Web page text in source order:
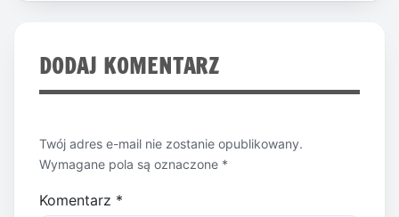
DODAJ KOMENTARZ
Twój adres e-mail nie zostanie opublikowany.
Wymagane pola są oznaczone *
Komentarz *